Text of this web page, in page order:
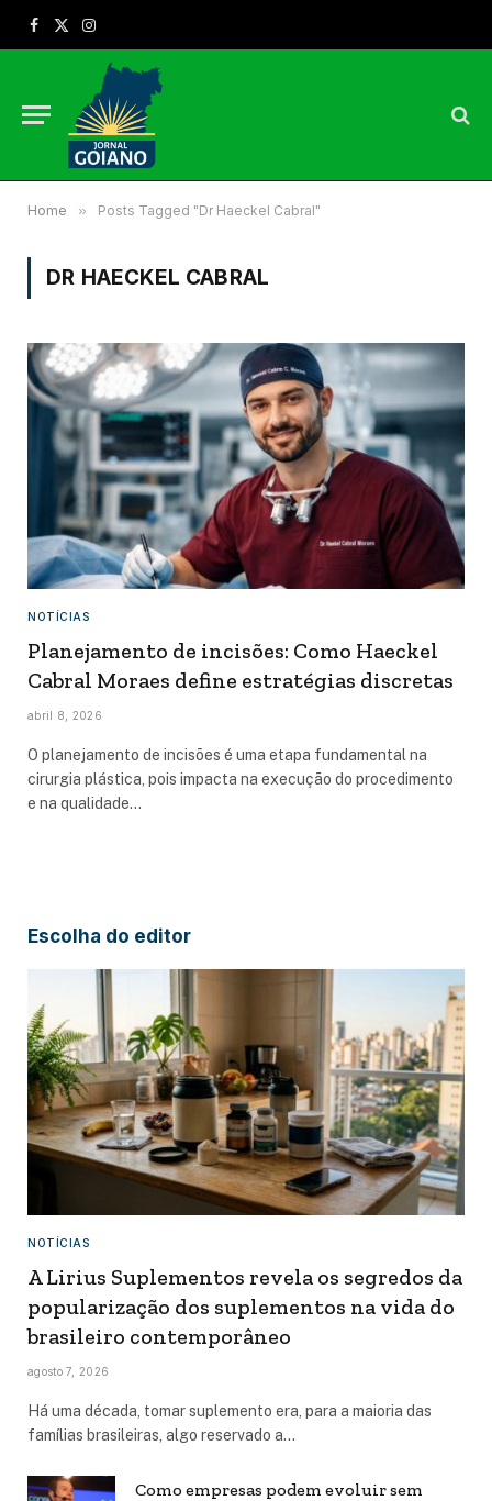
Facebook
X
Instagram
Home » Posts Tagged "Dr Haeckel Cabral"
DR HAECKEL CABRAL
NOTÍCIAS
Planejamento de incisões: Como Haeckel
Cabral Moraes define estratégias discretas
abril 8, 2026
O planejamento de incisões é uma etapa fundamental na
cirurgia plástica, pois impacta na execução do procedimento
e na qualidade…
Escolha do editor
NOTÍCIAS
A Lirius Suplementos revela os segredos da
popularização dos suplementos na vida do
brasileiro contemporâneo
agosto 7, 2026
Há uma década, tomar suplemento era, para a maioria das
famílias brasileiras, algo reservado a…
Como empresas podem evoluir sem